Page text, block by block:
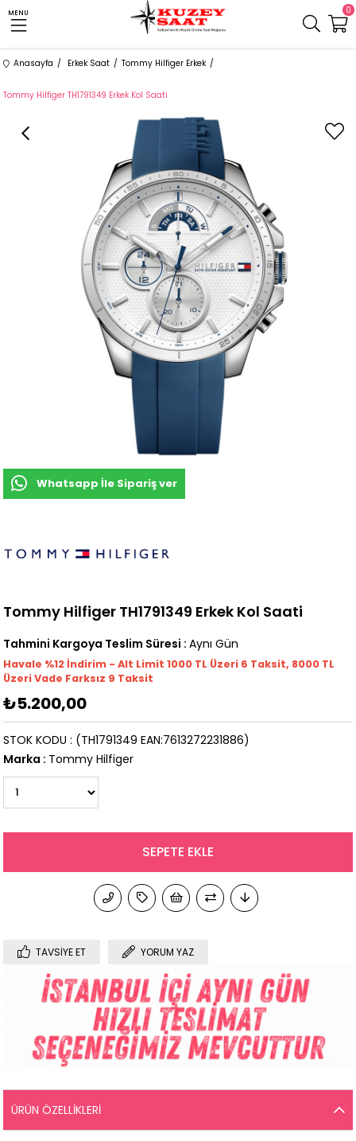
MENU 0
Anasayfa Erkek Saat Tommy Hilfiger Erkek
Tommy Hilfiger TH1791349 Erkek Kol Saati
Whatsapp İle Sipariş ver
Tommy Hilfiger TH1791349 Erkek Kol Saati
Tahmini Kargoya Teslim Süresi : Aynı Gün
Havale %12 İndirim - Alt Limit 1000 TL Üzeri 6 Taksit, 8000 TL
Üzeri Vade Farksız 9 Taksit
₺5.200,00
(TH1791349 EAN:7613272231886)
STOK KODU
Marka : Tommy Hilfiger
TAVSIYE ET YORUM YAZ
ÜRÜN ÖZELLIKLERI